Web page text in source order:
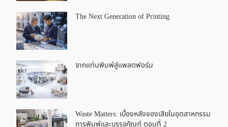
The Next Generation of Printing
จากแท่นพิมพ์สู่แพลตฟอร์ม
Waste Matters: เบื้องหลังของเสียในอุตสาหกรรม
การพิมพ์และบรรจุภัณฑ์ ตอนที่ 2